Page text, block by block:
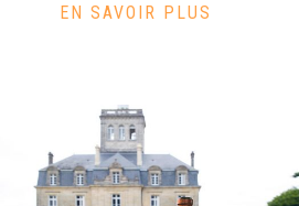
EN SAVOIR PLUS